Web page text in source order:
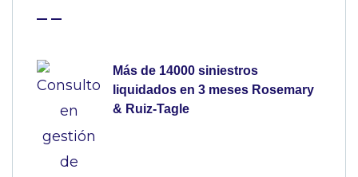
Más de 14000 siniestros
liquidados en 3 meses Rosemary
& Ruiz-Tagle